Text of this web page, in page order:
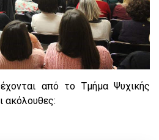
από το Τμήμα Ψυχικής
ακόλουθες: